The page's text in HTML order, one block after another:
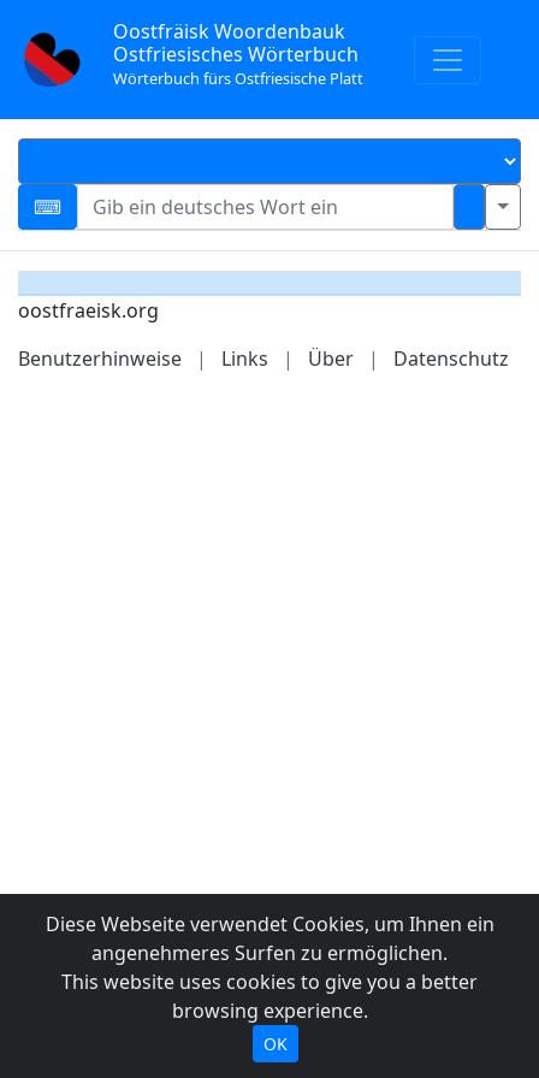
Oostfräisk Woordenbauk
Ostfriesisches Wörterbuch
Wörterbuch fürs Ostfriesische Platt
oostfraeisk.org
Benutzerhinweise
| Links | Über | Datenschutz
Diese Webseite verwendet Cookies, um Ihnen ein
angenehmeres Surfen zu ermöglichen.
This website uses cookies to give you a better
browsing experience.
OK